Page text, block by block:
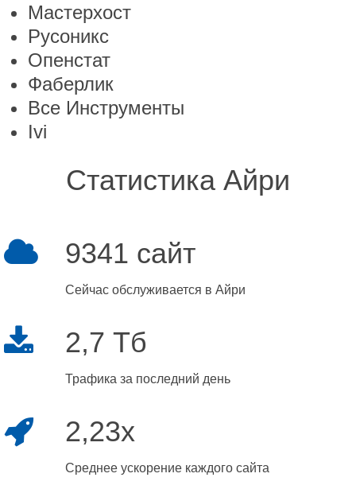
Мастерхост
Русоникс
Опенстат
Фаберлик
Все Инструменты
Ivi
Статистика Айри
9341 сайт
Сейчас обслуживается в Айри
2,7 Тб
Трафика за последний день
2,23x
Среднее ускорение каждого сайта